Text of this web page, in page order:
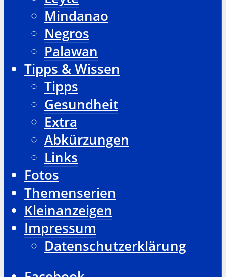
Mindanao
Negros
Palawan
Tipps & Wissen
Tipps
Gesundheit
Extra
Abkürzungen
Links
Fotos
Themenserien
Kleinanzeigen
Impressum
Datenschutzerklärung